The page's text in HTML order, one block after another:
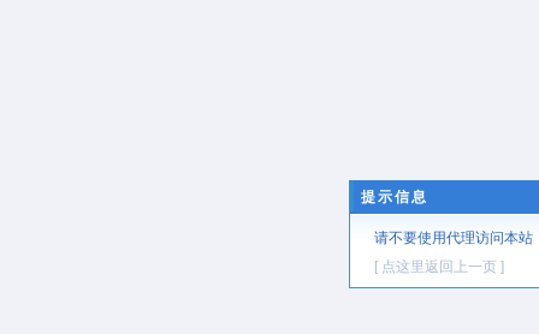
提示信息
请不要使用代理访问本站
[ 点这里返回上一页 ]